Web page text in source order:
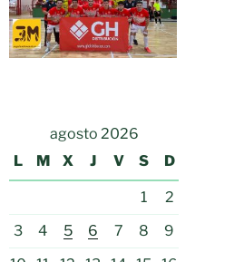
agosto 2026
L
M X J V S D
1
2
3
4 5 6 7 8
9